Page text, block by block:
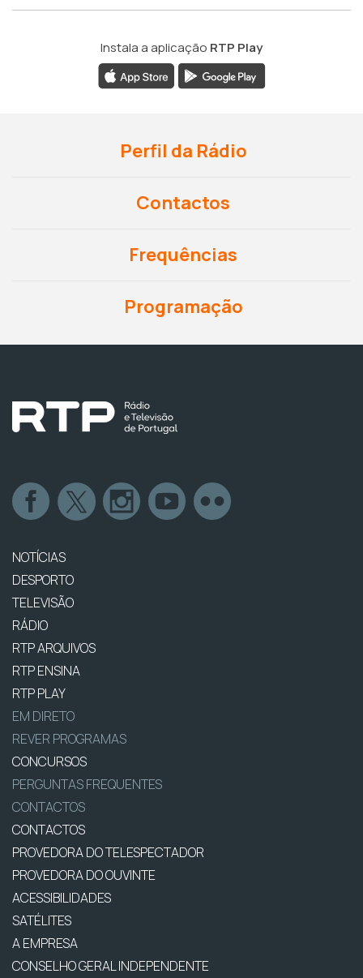
Instala a aplicação RTP Play
Perfil da Rádio
Contactos
Frequências
Programação
NOTÍCIAS
DESPORTO
TELEVISÃO
RÁDIO
RTP ARQUIVOS
RTP ENSINA
RTP PLAY
EM DIRETO
REVER PROGRAMAS
CONCURSOS
PERGUNTAS FREQUENTES
CONTACTOS
CONTACTOS
PROVEDORA DO TELESPECTADOR
PROVEDORA DO OUVINTE
ACESSIBILIDADES
SATÉLITES
A EMPRESA
CONSELHO GERAL INDEPENDENTE